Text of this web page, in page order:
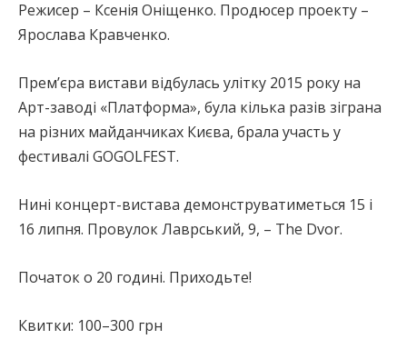
Режисер – Ксенія Оніщенко. Продюсер проекту –
Ярослава Кравченко.
Прем’єра вистави відбулась улітку 2015 року на
Арт-заводі «Платформа», була кілька разів зіграна
на різних майданчиках Києва, брала участь у
фестивалі GOGOLFEST.
Нині концерт-вистава демонструватиметься 15 і
16 липня. Провулок Лаврський, 9, – The Dvor.
Початок о 20 годині. Приходьте!
Квитки: 100–300 грн